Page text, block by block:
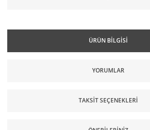
ÜRÜN BILGISI
YORUMLAR
TAKSIT SEÇENEKLERI